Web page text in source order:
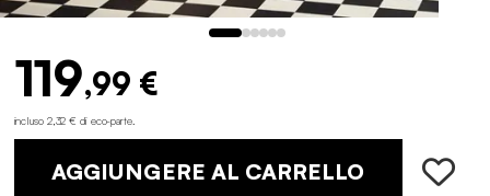
119,99 €
incluso 2,32 € di eco-parte.
AGGIUNGERE AL CARRELLO